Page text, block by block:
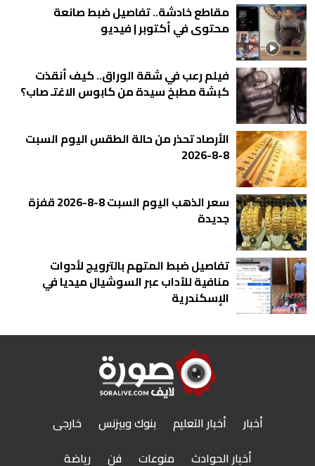
مقاطع خادشة.. تفاصيل ضبط صانعة
محتوى في أكتوبر | فيديو
فيلم رعب في شقة الوراق.. كيف أنقذت
كبشة مطبخ سيدة من كابوس الاغتـ صاب؟
الأرصاد تحذر من حالة الطقس اليوم السبت
8-8-2026
سعر الذهب اليوم السبت 8-8-2026 قفزة
جديدة
تفاصيل ضبط المتهم بالترويج لأدوات
منافية للآداب عبر السوشيال ميديا في
الإسكندرية
أخبار أخبار التعليم بنوك وبيزنس
خارجى
أخبار الحوادث
منوعات فن رياضة